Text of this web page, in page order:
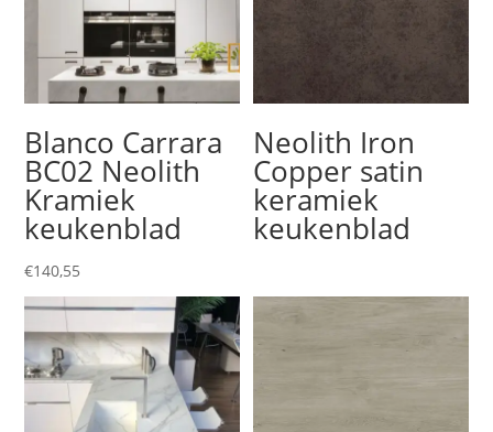
Blanco Carrara
BC02 Neolith
Kramiek
keukenblad
€140,55
Neolith Iron
Copper satin
keramiek
keukenblad